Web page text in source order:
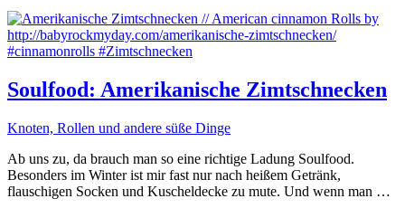
Soulfood: Amerikanische Zimtschnecken
Knoten, Rollen und andere süße Dinge
Ab uns zu, da brauch man so eine richtige Ladung Soulfood.
Besonders im Winter ist mir fast nur nach heißem Getränk,
flauschigen Socken und Kuscheldecke zu mute. Und wenn man …